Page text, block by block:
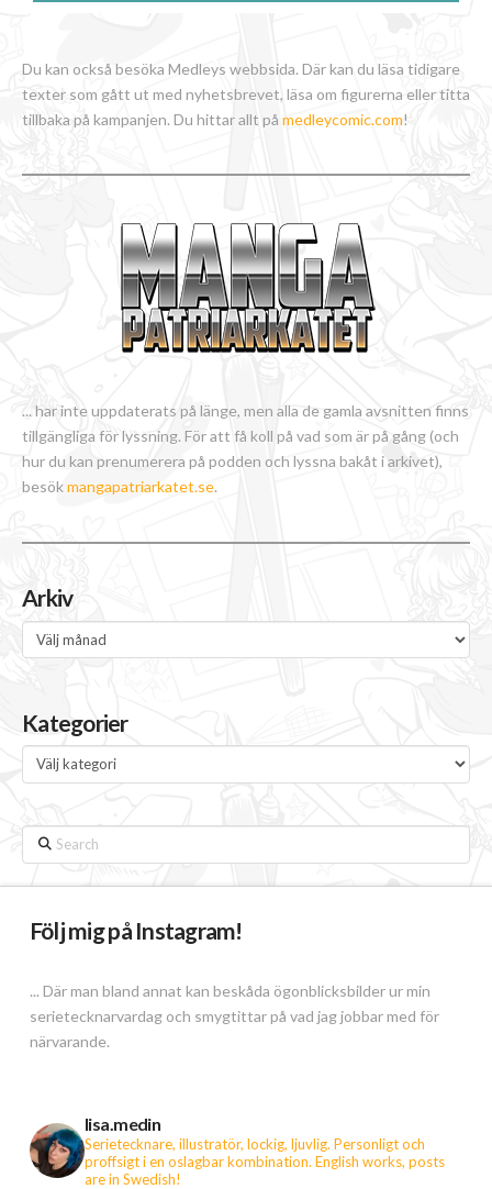
Du kan också besöka Medleys webbsida. Där kan du läsa tidigare
texter som gått ut med nyhetsbrevet, läsa om figurerna eller titta
tillbaka på kampanjen. Du hittar allt på medleycomic.com!
... har inte uppdaterats på länge, men alla de gamla avsnitten finns
tillgängliga för lyssning. För att få koll på vad som är på gång (och
hur du kan prenumerera på podden och lyssna bakåt i arkivet),
besökmangapatriarkatet.se.
Arkiv
Arkiv
Kategorier
Kategorier
Search
Följ mig på Instagram!
... Där man bland annat kan beskåda ögonblicksbilder ur min
serietecknarvardag och smygtittar på vad jag jobbar med för
närvarande.
lisa.medin
Serietecknare, illustratör, lockig, ljuvlig. Personligt och
proffsigt i en oslagbar kombination. English works, posts
are in Swedish!